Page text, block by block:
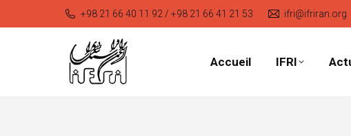
+98 21 66 40 11 92 / +98 21 66 41 21 53 ifri@ifriran.org
Accueil IFRI